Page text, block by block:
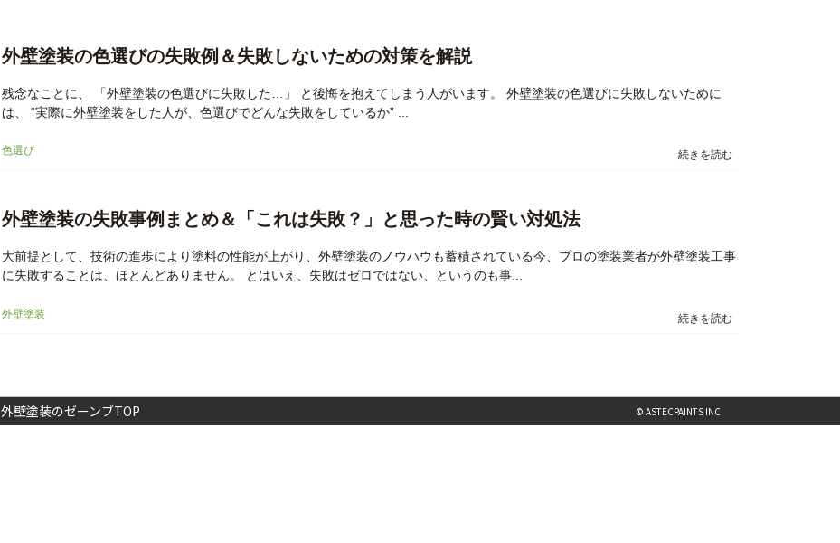
外壁塗装の色選びの失敗例＆失敗しないための対策を解説
残念なことに、 「外壁塗装の色選びに失敗した…」 と後悔を抱えてしまう人がいます。 外壁塗装の色選びに失敗しないために
は、 “実際に外壁塗装をした人が、色選びでどんな失敗をしているか” ...
続きを読む
色選び
外壁塗装の失敗事例まとめ＆「これは失敗？」と思った時の賢い対処法
大前提として、技術の進歩により塗料の性能が上がり、外壁塗装のノウハウも蓄積されている今、プロの塗装業者が外壁塗装工事
に失敗することは、ほとんどありません。 とはいえ、失敗はゼロではない、というのも事...
続きを読む
外壁塗装
外壁塗装のゼーンブTOP © ASTECPAINTS INC